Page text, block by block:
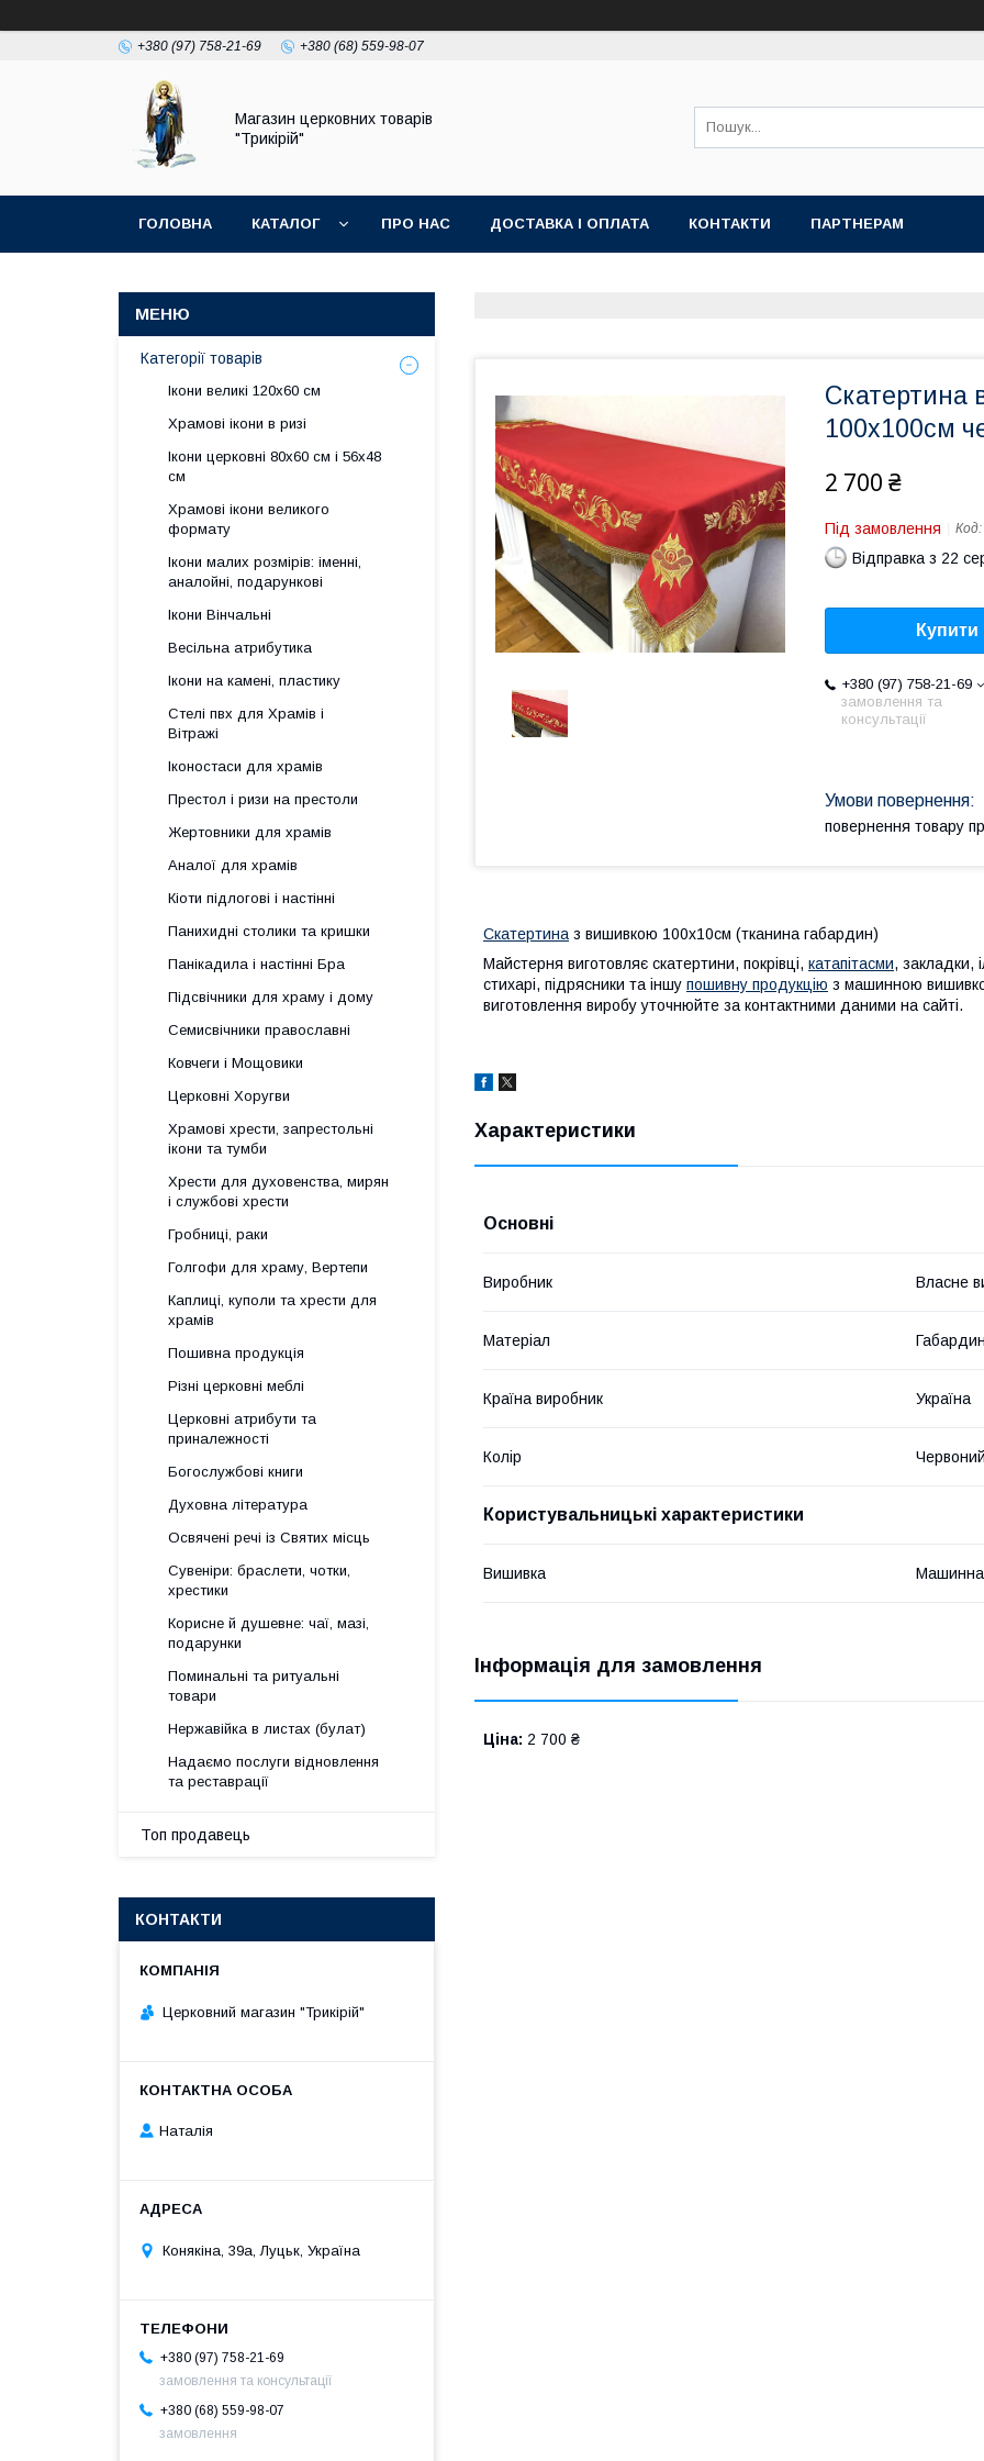
+380 (97) 758-21-69 +380 (68) 559-98-07
Магазин церковних товарів
"Трикірій"
ГОЛОВНА КАТАЛОГ ПРО НАС ДОСТАВКА І ОПЛАТА КОНТАКТИ ПАРТНЕРАМ
Скатертина
100х100см
2 700 ₴
Під замовлення Код:
Відправка з 22
Купити
+380 (97) 758-21-69
замовлення та
консультації
повернення товару
Скатертина з вишивкою 100х10см (тканина габардин)
Майстерня виготовляє скатертини, покрівці, катапітасми, закладки,
стихарі, підрясники та іншу пошивну продукцію з машинною
виготовлення виробу уточнюйте за контактними даними на сайті.
Характеристики
Основні
Виробник Власне
Матеріал Габардин
Країна виробник Україна
Колір Червоний
Користувальницькі характеристики
Вишивка Машинна
Інформація для замовлення
Ціна: 2 700 ₴
Категорії товарів
Ікони великі 120х60 см
Храмові ікони в ризі
Ікони церковні 80х60 см і 56х48
см
Храмові ікони великого
формату
Ікони малих розмірів: іменні,
аналойні, подарункові
Ікони Вінчальні
Весільна атрибутика
Ікони на камені, пластику
Стелі пвх для Храмів і
Вітражі
Іконостаси для храмів
Престол і ризи на престоли
Жертовники для храмів
Аналої для храмів
Кіоти підлогові і настінні
Панихидні столики та кришки
Панікадила і настінні Бра
Підсвічники для храму і дому
Семисвічники православні
Ковчеги і Мощовики
Церковні Хоругви
Храмові хрести, запрестольні
ікони та тумби
Хрести для духовенства, мирян
і службові хрести
Гробниці, раки
Голгофи для храму, Вертепи
Каплиці, куполи та хрести для
храмів
Пошивна продукція
Різні церковні меблі
Церковні атрибути та
приналежності
Богослужбові книги
Духовна література
Освячені речі із Святих місць
Сувеніри: браслети, чотки,
хрестики
Корисне й душевне: чаї, мазі,
подарунки
Поминальні та ритуальні
товари
Нержавійка в листах (булат)
Надаємо послуги відновлення
та реставрації
Топ продавець
КОНТАКТИ
Церковний магазин "Трикірій"
Наталія
Конякіна, 39а, Луцьк, Україна
+380 (97) 758-21-69
замовлення та консультації
+380 (68) 559-98-07
замовлення